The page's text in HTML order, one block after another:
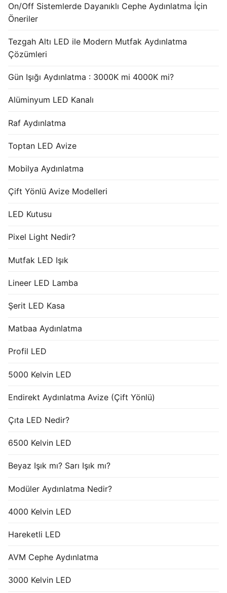
On/Off Sistemlerde Dayanıklı Cephe Aydınlatma İçin
Öneriler
Tezgah Altı LED ile Modern Mutfak Aydınlatma
Çözümleri
Gün Işığı Aydınlatma : 3000K mi 4000K mi?
Alüminyum LED Kanalı
Raf Aydınlatma
Toptan LED Avize
Mobilya Aydınlatma
Çift Yönlü Avize Modelleri
LED Kutusu
Pixel Light Nedir?
Mutfak LED Işık
Lineer LED Lamba
Şerit LED Kasa
Matbaa Aydınlatma
Profil LED
5000 Kelvin LED
Endirekt Aydınlatma Avize (Çift Yönlü)
Çıta LED Nedir?
6500 Kelvin LED
Beyaz Işık mı? Sarı Işık mı?
Modüler Aydınlatma Nedir?
4000 Kelvin LED
Hareketli LED
AVM Cephe Aydınlatma
3000 Kelvin LED